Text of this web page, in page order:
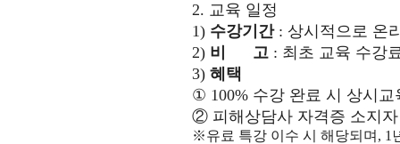
2. 교육 일정
1) 수강기간 : 상시적으로 온
2) 비 고 : 최초 교육 수강
3) 혜택
① 100% 수강 완료 시 상시
② 피해상담사 자격증 소지
※유료 특강 이수 시 해당되며 , 1